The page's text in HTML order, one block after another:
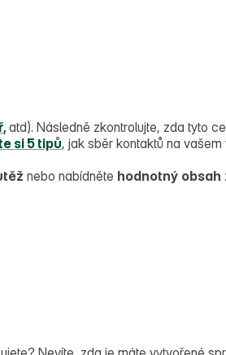
, atd). Následně zkontrolujte, zda tyto
si 5 tipů, jak sběr kontaktů na vašem
nebo nabídněte hodnotný obsah